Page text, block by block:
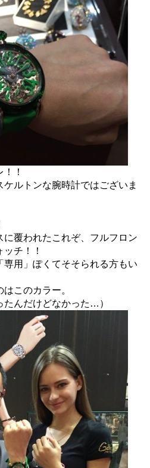
！
ルトンな腕時計ではございま
覆われたこれぞ、フルフロン
チ！！
専用」ぽくてそそられる方もい
このカラー。
たんだけどなかった…）